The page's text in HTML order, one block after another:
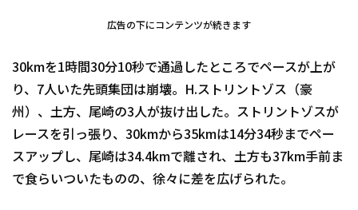
広告の下にコンテンツが続きます
30kmを1時間30分10秒で通過したところでペースが上が
り、7人いた先頭集団は崩壊。H.ストリントゾス（豪
州）、土方、尾崎の3人が抜け出した。ストリントゾスが
レースを引っ張り、30kmから35kmは14分34秒までペー
スアップし、尾崎は34.4kmで離され、土方も37km手前ま
で食らいついたものの、徐々に差を広げられた。